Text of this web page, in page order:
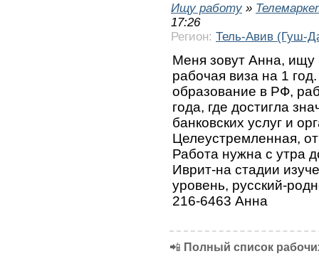
Ищу работу »
17:26
Регион: Тель-Авив (Гуш-
Меня зовут Анна, ищу
рабочая виза на 1
образование в РФ,
года, где достигла
банковских услуг и
Целеустремленная,
Работа нужна с утра
Иврит-на стадии
уровень, русский-
216-6463 Анна
📲 Полный список